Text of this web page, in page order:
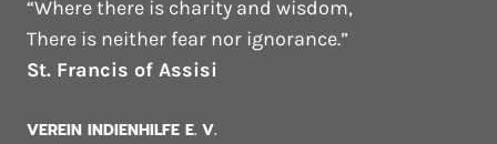
“Where there is charity and wisdom,
There is neither fear nor ignorance.”
St. Francis of Assisi
VEREIN INDIENHILFE E. V.